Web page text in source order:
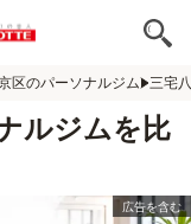
区のパーソナルジム 三宅
ルジムを比